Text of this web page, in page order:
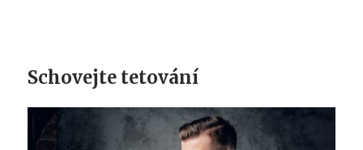
Schovejte tetování